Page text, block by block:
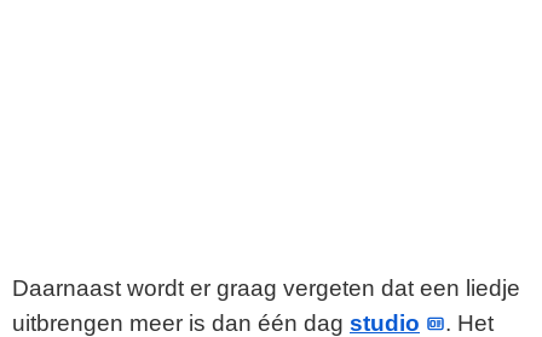
Daarnaast wordt er graag vergeten dat een liedje
uitbrengen meer is dan één dag studio
. Het